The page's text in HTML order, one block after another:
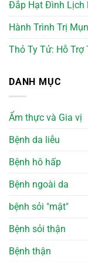
Đắp Hạt Đình Lịch
Hành Trình Trị
Thỏ Ty Tử: Hỗ Trợ
DANH MỤC
Ẩm thực và Gia vị
Bệnh da liễu
Bệnh hô hấp
Bệnh ngoài da
bệnh sỏi "mật"
Bệnh sỏi thận
Bệnh thận